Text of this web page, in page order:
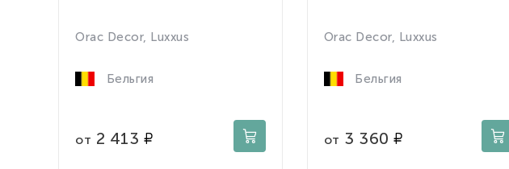
Orac Decor, Luxxus
Бельгия
от 2 413
Orac Decor, Luxxus
Бельгия
от 3 360